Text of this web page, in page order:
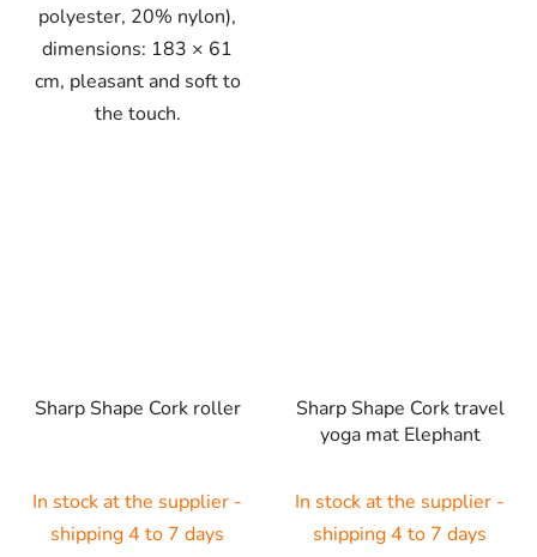
polyester, 20% nylon),
dimensions: 183 × 61
cm, pleasant and soft to
the touch.
Sharp Shape Cork roller
In stock at the supplier -
shipping 4 to 7 days
Sharp Shape Cork travel
yoga mat Elephant
In stock at the supplier -
shipping 4 to 7 days